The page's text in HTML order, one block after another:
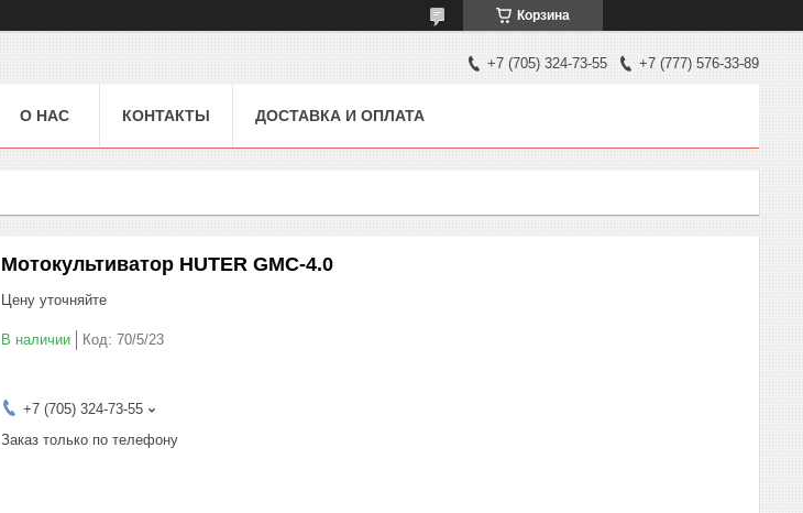
Корзина
+7 (705) 324-73-55 +7 (777) 576-33-89
О НАС КОНТАКТЫ ДОСТАВКА И ОПЛАТА
Мотокультиватор HUTER GMC-4.0
Цену уточняйте
В наличии Код: 70/5/23
+7 (705) 324-73-55
Заказ только по телефону